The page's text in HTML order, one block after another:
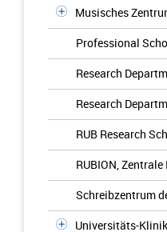
Musisches
Professional
Research
Research
RUB Research
RUBION,
Schreibzentrum
Universitäts-